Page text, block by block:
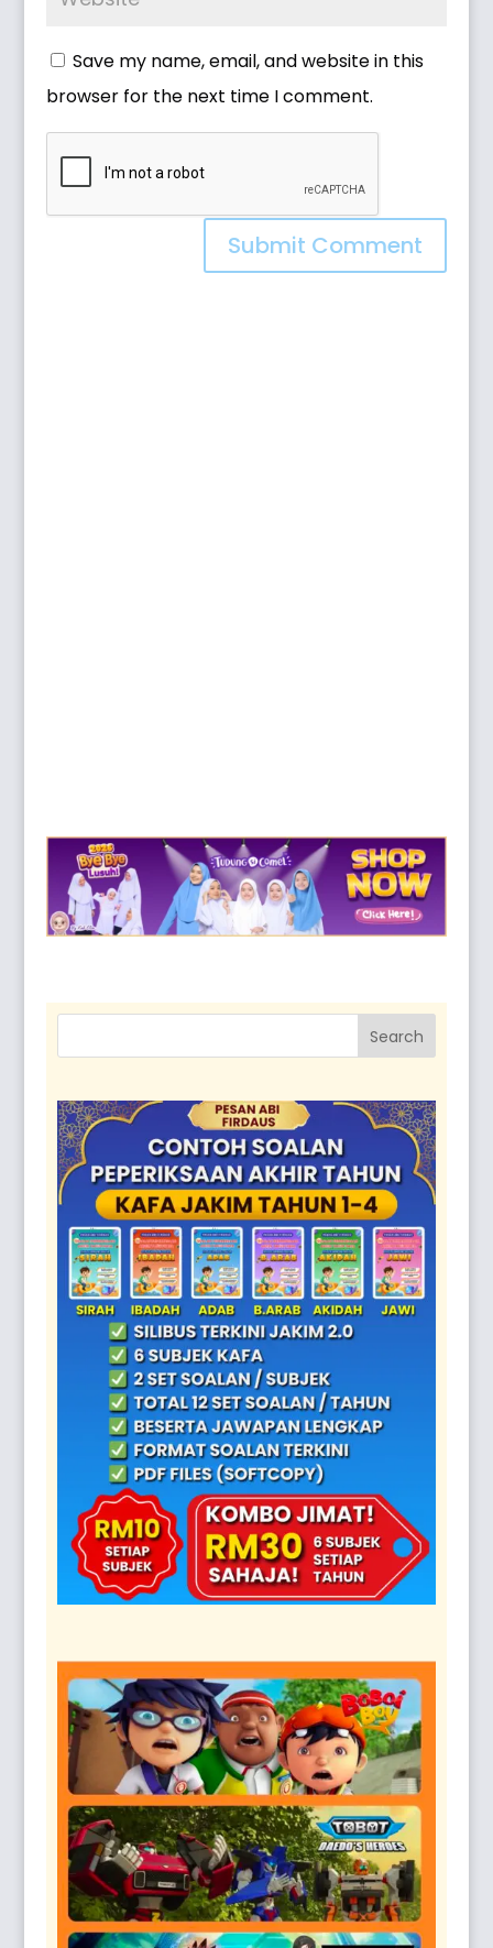
Save my name, email, and website in this
browser for the next time I comment.
Submit Comment